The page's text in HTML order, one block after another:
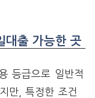
대출 가능한 곳
등급으로 일반적
만, 특정한 조건